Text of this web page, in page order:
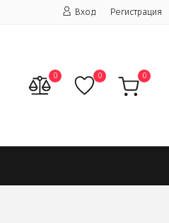
Вход Регистрация
0 0 0